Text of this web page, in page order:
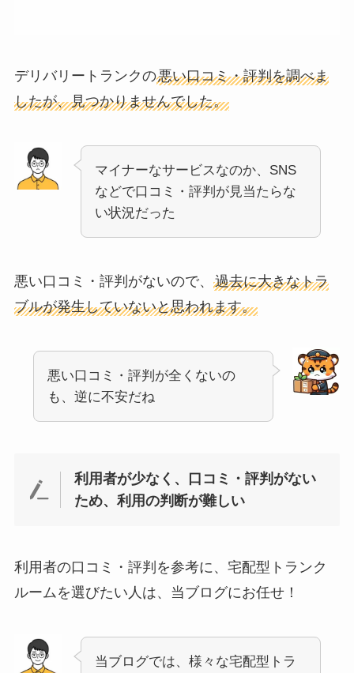
デリバリートランクの悪い口コミ・評判を調べま
したが、見つかりませんでした。
マイナーなサービスなのか、SNS
などで口コミ・評判が見当たらな
い状況だった
悪い口コミ・評判がないので、 過去に大きなトラ
ブルが発生していないと思われます。
悪い口コミ・評判が全くないの
も、逆に不安だね
利用者が少なく、口コミ・評判がない
ため、利用の判断が難しい
利用者の口コミ・評判を参考に、宅配型トランク
ルームを選びたい人は、当ブログにお任せ！
当ブログでは、様々な宅配型トラ